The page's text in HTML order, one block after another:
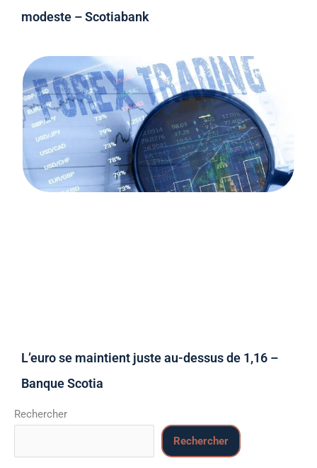
modeste – Scotiabank
L’euro se maintient juste au-dessus de 1,16 –
Banque Scotia
Rechercher
Rechercher